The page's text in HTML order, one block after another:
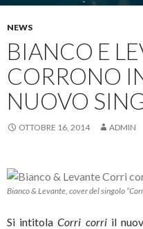
NEWS
BIANCO E
CORRONO
NUOVO
OTTOBRE 16, 2014 ADMIN
Bianco & Levante, cover del singolo
Si intitolaCorri corri il